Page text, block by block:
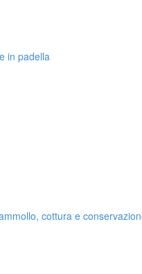
in padella
cottura e